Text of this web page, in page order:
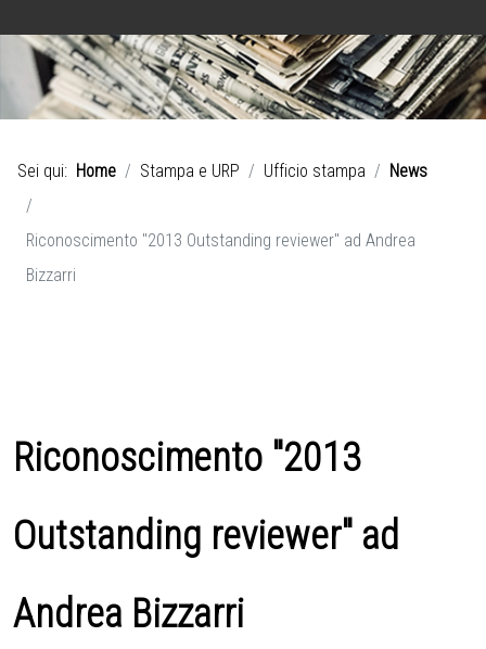
Sei qui: Home Stampa e URP Ufficio stampa News
Riconoscimento "2013 Outstanding reviewer" ad Andrea
Bizzarri
Riconoscimento "2013
Outstanding reviewer" ad
Andrea Bizzarri